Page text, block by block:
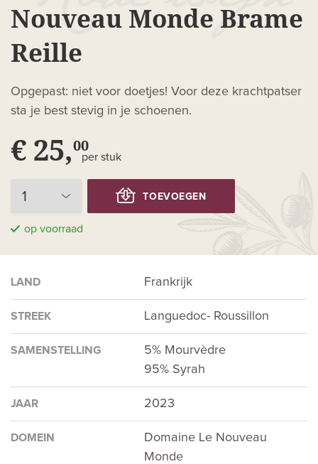
Nouveau Monde Brame
Reille
Opgepast: niet voor doetjes! Voor deze krachtpatser
sta je best stevig in je schoenen.
€ 25,00
per stuk
TOEVOEGEN
op voorraad
LAND Frankrijk
STREEK Languedoc- Roussillon
SAMENSTELLING
5% Mourvèdre
95% Syrah
JAAR 2023
DOMEIN
Domaine Le Nouveau
Monde